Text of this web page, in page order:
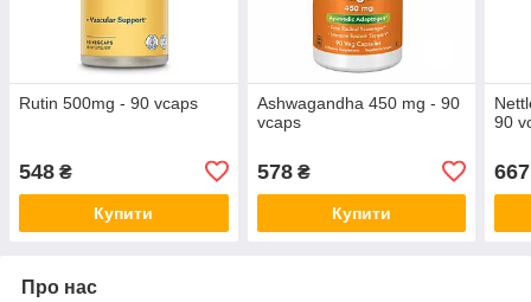
Rutin 500mg - 90 vcaps
548 ₴
Купити
Ashwagandha 450 mg - 90
vcaps
578₴
Купити
90
667
Про нас